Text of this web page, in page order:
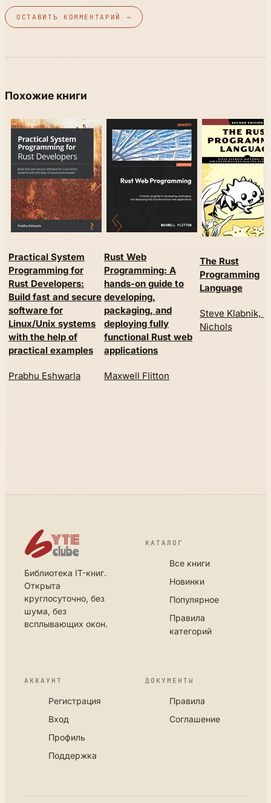
ОСТАВИТЬ КОММЕНТАРИЙ →
Похожие книги
Practical System
Programming for
Rust Developers:
Build fast and secure
software for
Linux/Unix systems
with the help of
practical examples
Prabhu Eshwarla
Rust Web
Programming: A
hands-on guide to
developing,
packaging, and
deploying fully
functional Rust web
applications
Maxwell Flitton
The Rust
Programming
Language
Steve Klabnik,
Nichols
Библиотека IT-книг.
Открыта
круглосуточно, без
шума, без
всплывающих окон.
КАТАЛОГ
Все книги
Новинки
Популярное
Правила
категорий
АККАУНТ
Регистрация
Вход
Профиль
Поддержка
ДОКУМЕНТЫ
Правила
Соглашение